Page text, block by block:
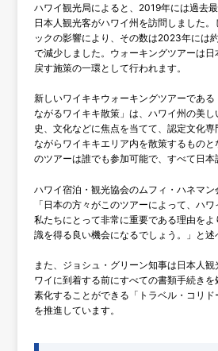
ハワイ観光局によると、2019年には過去
日本人観光客がハワイ州を訪問しました。
ックの影響により、その数は2023年には
で減少しました。ウォーキングツアーは
戻す施策の一環として行われます。
新しいワイキキウォーキングツアーである
ながるワイキキ散策」は、ハワイ州の美
史、文化などに焦点を当てて、認定文化
ながらワイキキエリア内を散策するものと
のツアーは誰でも参加可能で、すべて日本
ハワイ宿泊・観光協会のムフィ・ハネマン
「日本の方々がこのツアーによって、ハ
私たちにとって非常に重要である理由をよ
識を得る良い機会になるでしょう。」と述
また、ジョシュ・グリーン知事は日本人
ワイに到着する前にすべての書類手続き
素化することができる「トラベル・コリド
を推進しています。